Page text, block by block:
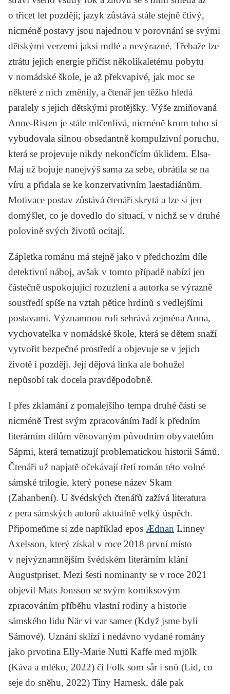
o třicet let později; jazyk zůstává stále stejně čtivý,
nicméně postavy jsou najednou v porovnání se svými
dětskými verzemi jaksi mdlé a nevýrazné. Třebaže lze
ztrátu jejich energie přičíst několikaletému pobytu
v nomádské škole, je až překvapivé, jak moc se
některé z nich změnily, a čtenář jen těžko hledá
paralely s jejich dětskými protějšky. Výše zmiňovaná
Anne-Risten je stále mlčenlivá, nicméně krom toho si
vybudovala silnou obsedantně kompulzivní poruchu,
která se projevuje nikdy nekončícím úklidem. Elsa-
Maj už bojuje nanejvýš sama za sebe, obrátila se na
víru a přidala se ke konzervativním laestadiánům.
Motivace postav zůstává čtenáři skrytá a lze si jen
domýšlet, co je dovedlo do situací, v nichž se v druhé
polovině svých životů ocitají.
Zápletka románu má stejně jako v předchozím díle
detektivní náboj, avšak v tomto případě nabízí jen
částečně uspokojující rozuzlení a autorka se výrazně
soustředí spíše na vztah pětice hrdinů s vedlejšími
postavami. Významnou roli sehrává zejména Anna,
vychovatelka v nomádské škole, která se dětem snaží
vytvořit bezpečné prostředí a objevuje se v jejich
životě i později. Její dějová linka ale bohužel
nepůsobí tak docela pravděpodobně.
I přes zklamání z pomalejšího tempa druhé části se
nicméně Trest svým zpracováním řadí k předním
literárním dílům věnovaným původním obyvatelům
Sápmi, která tematizují problematickou historii Sámů.
Čtenáři už napjatě očekávají třetí román této volné
sámské trilogie, který ponese název Skam
(Zahanbení). U švédských čtenářů zažívá literatura
z pera sámských autorů aktuálně velký úspěch.
Připomeňme si zde například epos Ædnan Linney
Axelsson, který získal v roce 2018 první místo
v nejvýznamnějším švédském literárním klání
Augustpriset. Mezi šesti nominanty se v roce 2021
objevil Mats Jonsson se svým komiksovým
zpracováním příběhu vlastní rodiny a historie
sámského lidu När vi var samer(Když jsme byli
Sámové). Uznání sklízí i nedávno vydané romány
jako prvotina Elly-Marie Nutti Kaffe med mjölk
(Káva a mléko, 2022) či Folk som sår i snö (Lid, co
seje do sněhu, 2022) Tiny Harnesk, dále pak